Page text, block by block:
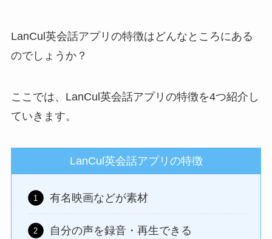
LanCul英会話アプリの特徴はどんなところにある
のでしょうか？
ここでは、LanCul英会話アプリの特徴を4つ紹介し
ていきます。
LanCul英会話アプリの特徴
有名映画などが素材
自分の声を録音・再生できる